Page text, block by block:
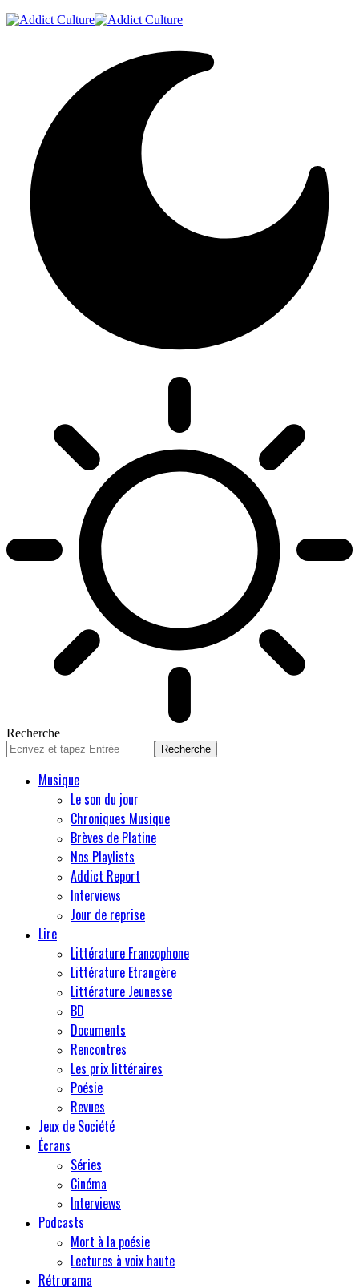
Recherche
Musique
Le son du jour
Chroniques Musique
Brèves de Platine
Nos Playlists
Addict Report
Interviews
Jour de reprise
Lire
Littérature Francophone
Littérature Etrangère
Littérature Jeunesse
BD
Documents
Rencontres
Les prix littéraires
Poésie
Revues
Jeux de Société
Écrans
Séries
Cinéma
Interviews
Podcasts
Mort à la poésie
Lectures à voix haute
Rétrorama